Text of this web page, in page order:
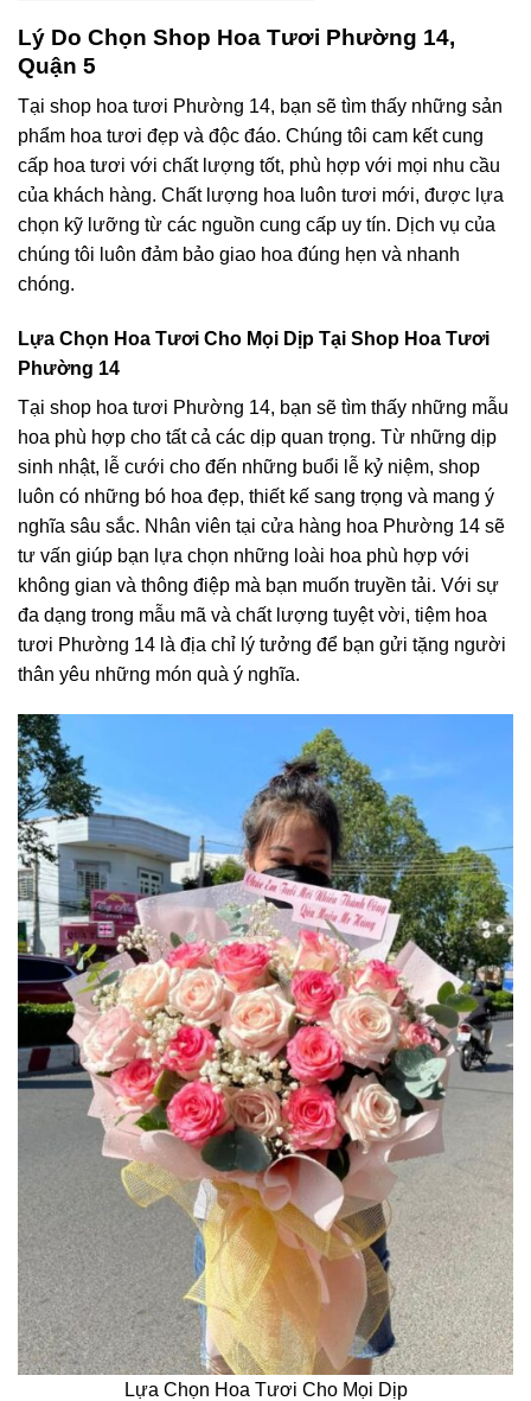
Lý Do Chọn Shop Hoa Tươi Phường 14,
Quận 5
Tại shop hoa tươi Phường 14, bạn sẽ tìm thấy những sản
phẩm hoa tươi đẹp và độc đáo. Chúng tôi cam kết cung
cấp hoa tươi với chất lượng tốt, phù hợp với mọi nhu cầu
của khách hàng. Chất lượng hoa luôn tươi mới, được lựa
chọn kỹ lưỡng từ các nguồn cung cấp uy tín. Dịch vụ của
chúng tôi luôn đảm bảo giao hoa đúng hẹn và nhanh
chóng.
Lựa Chọn Hoa Tươi Cho Mọi Dịp Tại Shop Hoa Tươi
Phường 14
Tại shop hoa tươi Phường 14, bạn sẽ tìm thấy những mẫu
hoa phù hợp cho tất cả các dịp quan trọng. Từ những dịp
sinh nhật, lễ cưới cho đến những buổi lễ kỷ niệm, shop
luôn có những bó hoa đẹp, thiết kế sang trọng và mang ý
nghĩa sâu sắc. Nhân viên tại cửa hàng hoa Phường 14 sẽ
tư vấn giúp bạn lựa chọn những loài hoa phù hợp với
không gian và thông điệp mà bạn muốn truyền tải. Với sự
đa dạng trong mẫu mã và chất lượng tuyệt vời, tiệm hoa
tươi Phường 14 là địa chỉ lý tưởng để bạn gửi tặng người
thân yêu những món quà ý nghĩa.
Lựa Chọn Hoa Tươi Cho Mọi Dịp